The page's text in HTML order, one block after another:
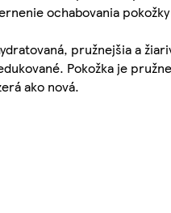
ochabovania
pružnejšia a
Pokožka je
ako nová.